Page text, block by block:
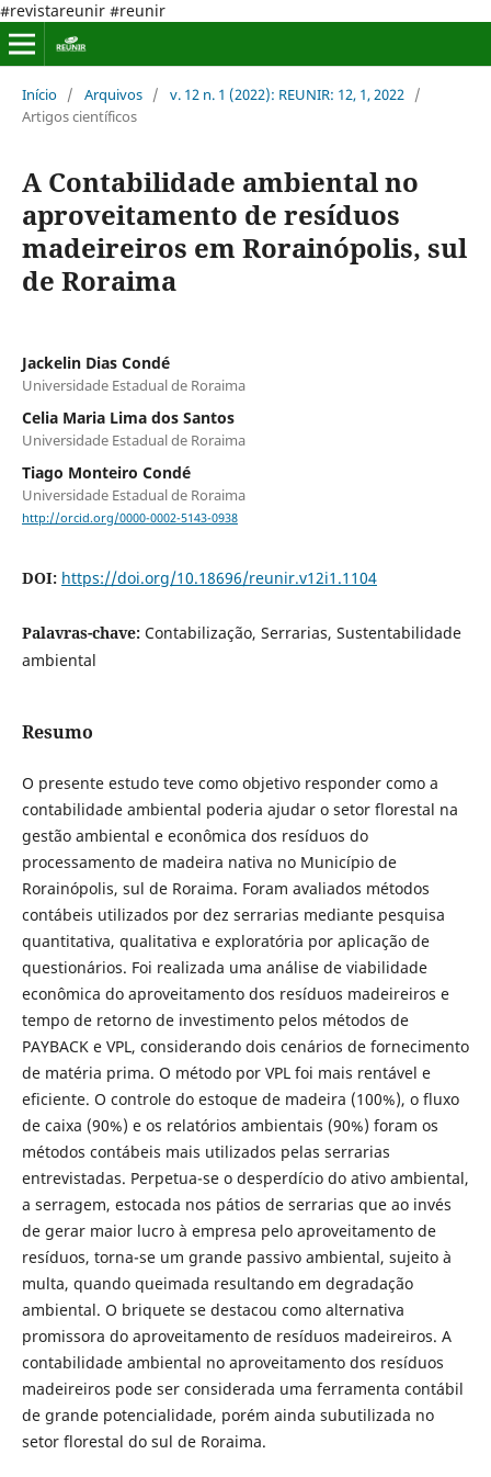
#revistareunir #reunir
Início / Arquivos / v. 12 n. 1 (2022): REUNIR: 12, 1, 2022 /
Artigos científicos
A Contabilidade ambiental no
aproveitamento de resíduos
madeireiros em Rorainópolis, sul
de Roraima
Jackelin Dias Condé
Universidade Estadual de Roraima
Celia Maria Lima dos Santos
Universidade Estadual de Roraima
Tiago Monteiro Condé
Universidade Estadual de Roraima
http://orcid.org/0000-0002-5143-0938
DOI: https://doi.org/10.18696/reunir.v12i1.1104
Palavras-chave: Contabilização, Serrarias, Sustentabilidade
ambiental
Resumo
O presente estudo teve como objetivo responder como a
contabilidade ambiental poderia ajudar o setor florestal na
gestão ambiental e econômica dos resíduos do
processamento de madeira nativa no Município de
Rorainópolis, sul de Roraima. Foram avaliados métodos
contábeis utilizados por dez serrarias mediante pesquisa
quantitativa, qualitativa e exploratória por aplicação de
questionários. Foi realizada uma análise de viabilidade
econômica do aproveitamento dos resíduos madeireiros e
tempo de retorno de investimento pelos métodos de
PAYBACK e VPL, considerando dois cenários de fornecimento
de matéria prima. O método por VPL foi mais rentável e
eficiente. O controle do estoque de madeira (100%), o fluxo
de caixa (90%) e os relatórios ambientais (90%) foram os
métodos contábeis mais utilizados pelas serrarias
entrevistadas. Perpetua-se o desperdício do ativo ambiental,
a serragem, estocada nos pátios de serrarias que ao invés
de gerar maior lucro à empresa pelo aproveitamento de
resíduos, torna-se um grande passivo ambiental, sujeito à
multa, quando queimada resultando em degradação
ambiental. O briquete se destacou como alternativa
promissora do aproveitamento de resíduos madeireiros. A
contabilidade ambiental no aproveitamento dos resíduos
madeireiros pode ser considerada uma ferramenta contábil
de grande potencialidade, porém ainda subutilizada no
setor florestal do sul de Roraima.